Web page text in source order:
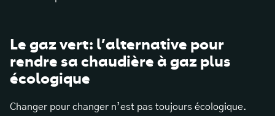
Le gaz vert: l’alternative pour
rendre sa chaudière à gaz plus
écologique
Changer pour changer n’est pas toujours écologique.